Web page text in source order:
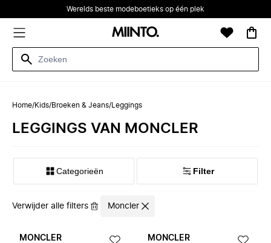
Werelds beste modeboetieks op één plek
Home/Kids/Broeken & Jeans/ Leggings
LEGGINGS VAN MONCLER
Categorieën Filter
Verwijder alle filters Moncler
MONCLER MONCLER